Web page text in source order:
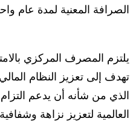
الصرافة المعنية لمدة عام
يلتزم المصرف المركزي
تهدف إلى تعزيز النظام
الذي من شأنه أن يدعم التزام
العالمية لتعزيز نزاهة